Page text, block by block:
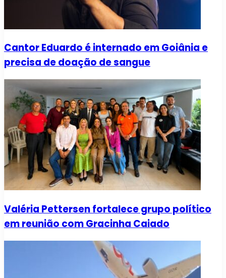
Cantor Eduardo é internado em Goiânia e
precisa de doação de sangue
Valéria Pettersen fortalece grupo político
em reunião com Gracinha Caiado